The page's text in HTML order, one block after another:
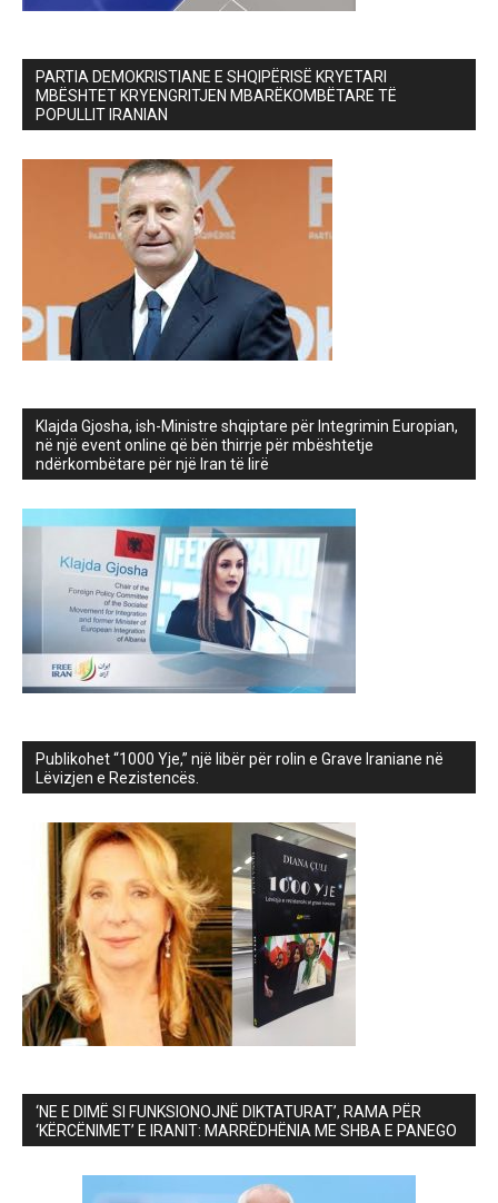
PARTIA DEMOKRISTIANE E SHQIPËRISË KRYETARI
MBËSHTET KRYENGRITJEN MBARËKOMBËTARE TË
POPULLIT IRANIAN
Klajda Gjosha, ish-Ministre shqiptare për Integrimin Europian,
në një event online që bën thirrje për mbështetje
ndërkombëtare për një Iran të lirë
Publikohet “1000 Yje,” një libër për rolin e Grave Iraniane në
Lëvizjen e Rezistencës.
‘NE E DIMË SI FUNKSIONOJNË DIKTATURAT’, RAMA PËR
‘KËRCËNIMET’ E IRANIT: MARRËDHËNIA ME SHBA E PANEGO